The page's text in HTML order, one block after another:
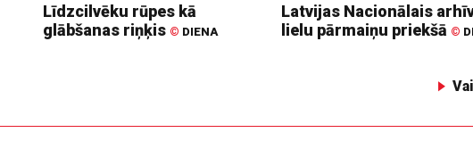
Līdzcilvēku rūpes kā
glābšanas riņķis © DIENA
Latvijas Nacionālais
lielu pārmaiņu priekšā ©